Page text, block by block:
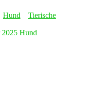
Hund
Tierische
2025 Hund